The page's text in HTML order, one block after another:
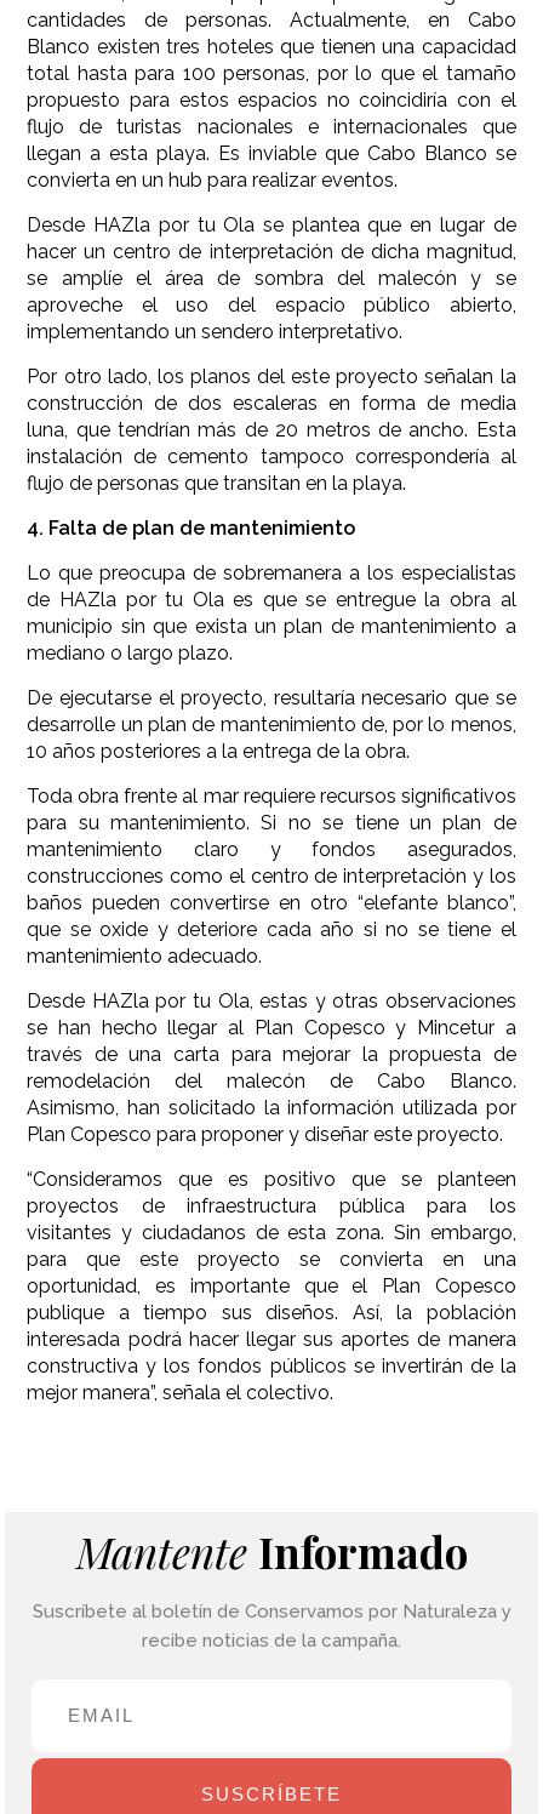
cantidades de personas. Actualmente, en Cabo
Blanco existen tres hoteles que tienen una capacidad
total hasta para 100 personas, por lo que el tamaño
propuesto para estos espacios no coincidiría con el
flujo de turistas nacionales e internacionales que
llegan a esta playa. Es inviable que Cabo Blanco se
convierta en un hub para realizar eventos.
Desde HAZla por tu Ola se plantea que en lugar de
hacer un centro de interpretación de dicha magnitud,
se amplíe el área de sombra del malecón y se
aproveche el uso del espacio público abierto,
implementando un sendero interpretativo.
Por otro lado, los planos del este proyecto señalan la
construcción de dos escaleras en forma de media
luna, que tendrían más de 20 metros de ancho. Esta
instalación de cemento tampoco correspondería al
flujo de personas que transitan en la playa.
4. Falta de plan de mantenimiento
Lo que preocupa de sobremanera a los especialistas
de HAZla por tu Ola es que se entregue la obra al
municipio sin que exista un plan de mantenimiento a
mediano o largo plazo.
De ejecutarse el proyecto, resultaría necesario que se
desarrolle un plan de mantenimiento de, por lo menos,
10 años posteriores a la entrega de la obra.
Toda obra frente al mar requiere recursos significativos
para su mantenimiento. Si no se tiene un plan de
mantenimiento claro y fondos asegurados,
construcciones como el centro de interpretación y los
baños pueden convertirse en otro “elefante blanco”,
que se oxide y deteriore cada año si no se tiene el
mantenimiento adecuado.
Desde HAZla por tu Ola, estas y otras observaciones
se han hecho llegar al Plan Copesco y Mincetur a
través de una carta para mejorar la propuesta de
remodelación del malecón de Cabo Blanco.
Asimismo, han solicitado la información utilizada por
Plan Copesco para proponer y diseñar este proyecto.
“Consideramos que es positivo que se planteen
proyectos de infraestructura pública para los
visitantes y ciudadanos de esta zona. Sin embargo,
para que este proyecto se convierta en una
oportunidad, es importante que el Plan Copesco
publique a tiempo sus diseños. Así, la población
interesada podrá hacer llegar sus aportes de manera
constructiva y los fondos públicos se invertirán de la
mejor manera”, señala el colectivo.
Mantente Informado
Suscríbete al boletín de Conservamos por Naturaleza y
recibe noticias de la campaña.
SUSCRÍBETE